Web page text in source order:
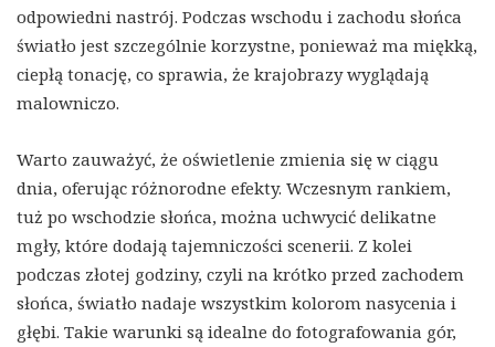
odpowiedni nastrój. Podczas wschodu i zachodu słońca
światło jest szczególnie korzystne, ponieważ ma miękką,
ciepłą tonację, co sprawia, że krajobrazy wyglądają
malowniczo.
Warto zauważyć, że oświetlenie zmienia się w ciągu
dnia, oferując różnorodne efekty. Wczesnym rankiem,
tuż po wschodzie słońca, można uchwycić delikatne
mgły, które dodają tajemniczości scenerii. Z kolei
podczas złotej godziny, czyli na krótko przed zachodem
słońca, światło nadaje wszystkim kolorom nasycenia i
głębi. Takie warunki są idealne do fotografowania gór,